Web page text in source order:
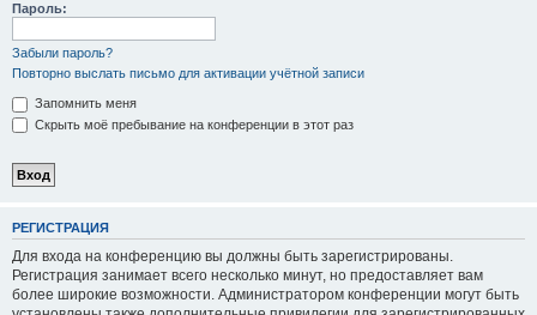
Пароль:
Забыли пароль?
Повторно выслать письмо для активации учётной записи
Запомнить меня
Скрыть моё пребывание на конференции в этот раз
РЕГИСТРАЦИЯ
Для входа на конференцию вы должны быть зарегистрированы.
Регистрация занимает всего несколько минут, но предоставляет вам
более широкие возможности. Администратором конференции могут быть